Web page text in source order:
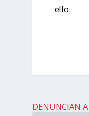
ello.
DENUNCIAN